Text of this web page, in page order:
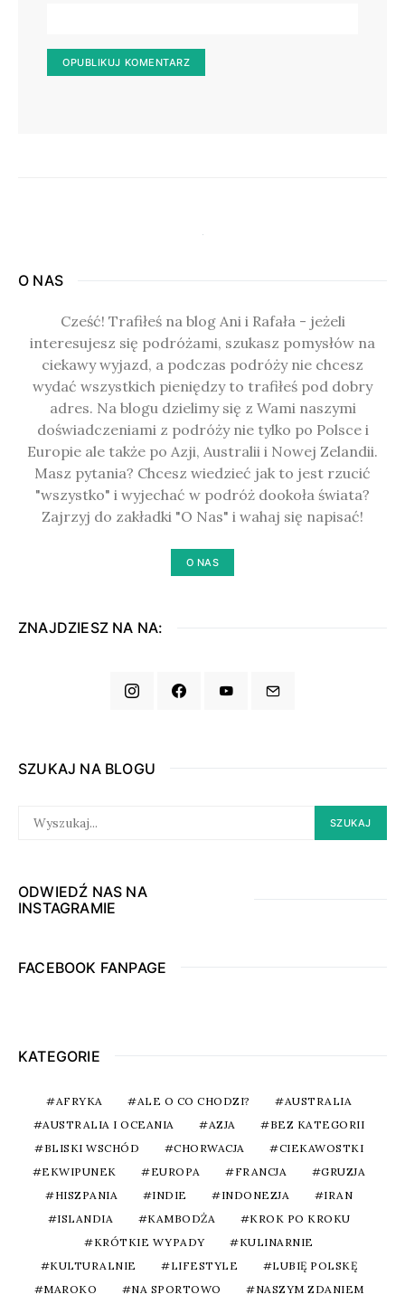
O NAS
Cześć! Trafiłeś na blog Ani i Rafała - jeżeli
interesujesz się podróżami, szukasz pomysłów na
ciekawy wyjazd, a podczas podróży nie chcesz
wydać wszystkich pieniędzy to trafiłeś pod dobry
adres. Na blogu dzielimy się z Wami naszymi
doświadczeniami z podróży nie tylko po Polsce i
Europie ale także po Azji, Australii i Nowej Zelandii.
Masz pytania? Chcesz wiedzieć jak to jest rzucić
"wszystko" i wyjechać w podróż dookoła świata?
Zajrzyj do zakładki "O Nas" i wahaj się napisać!
O NAS
ZNAJDZIESZ NA NA:
SZUKAJ NA BLOGU
FOR:
SZUKAJ
ODWIEDŹ NAS NA
INSTAGRAMIE
FACEBOOK FANPAGE
KATEGORIE
AFRYKA ALE O CO CHODZI?
AUSTRALIA
AUSTRALIA I OCEANIA
AZJA
BEZ KATEGORII
BLISKI WSCHÓD
CHORWACJA
CIEKAWOSTKI
EKWIPUNEK
EUROPA FRANCJA
GRUZJA
HISZPANIA
INDIE INDONEZJA
IRAN
ISLANDIA
KAMBODŻA
KROK PO KROKU
KRÓTKIE WYPADY
KULINARNIE
KULTURALNIE
LIFESTYLE
LUBIĘ POLSKĘ
MAROKO
NA SPORTOWO
NASZYM ZDANIEM